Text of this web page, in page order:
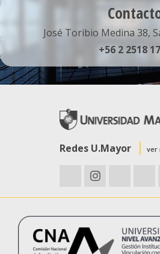
José Toribio Medina 38,
+56 2 2518
Redes U.Mayor ver